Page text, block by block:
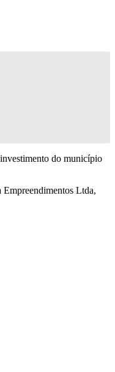
do município
Empreendimentos Ltda,